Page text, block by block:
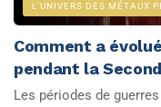
L'UNIVERS DES MÉTAUX
Comment a
pendant la
Les périodes de